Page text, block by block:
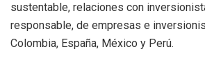
sustentable, relaciones con
responsable, de empresas e
Colombia, España, México y Perú.